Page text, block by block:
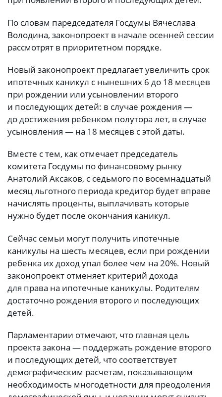
По словам паредседателя Госдумы Вячеслава
Володина, законопроект в начале осенней сессии
рассмотрят в приоритетном порядке.
Новый законопроект предлагает увеличить срок
ипотечных каникул с нынешних 6 до 18 месяцев
при рождении или усыновлении второго
и последующих детей: в случае рождения —
до достижения ребенком полутора лет, в случае
усыновления — на 18 месяцев с этой даты.
Вместе с тем, как отмечает председатель
комитета Госдумы по финансовому рынку
Анатолий Аксаков, с седьмого по восемнадцатый
месяц льготного периода кредитор будет вправе
начислять проценты, выплачивать которые
нужно будет после окончания каникул.
Сейчас семьи могут получить ипотечные
каникулы на шесть месяцев, если при рождении
ребенка их доход упал более чем на 20%. Новый
законопроект отменяет критерий дохода
для права на ипотечные каникулы. Родителям
достаточно рождения второго и последующих
детей.
Парламентарии отмечают, что главная цель
проекта закона — поддержать рождение второго
и последующих детей, что соответствует
демографическим расчетам, показывающим
необходимость многодетности для преодоления